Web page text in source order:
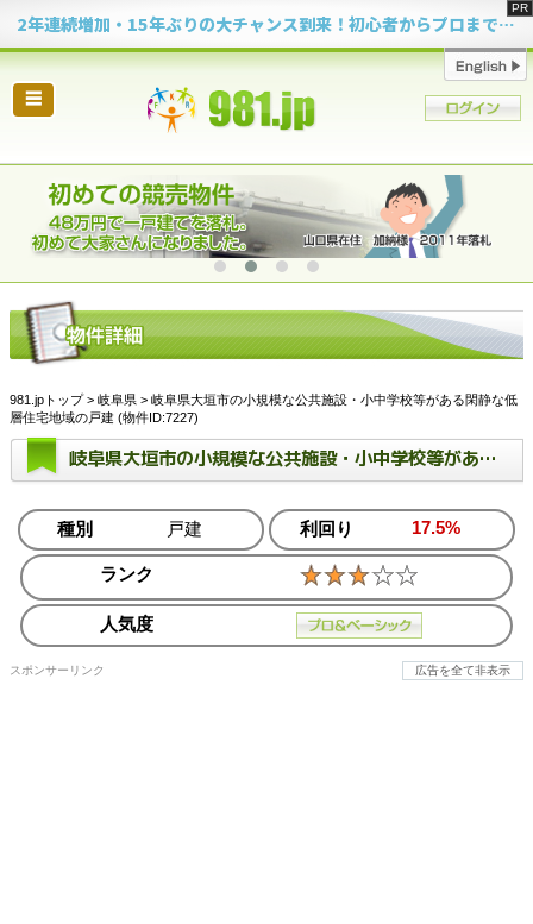
2年連続増加・15年ぶりの大チャンス到来！初心者からプロまで網羅する「競売不動産・超実践投資セミナー」♦神奈川県 横浜 in 神奈川
☰
981.jpトップ> 岐阜県 > 岐阜県大垣市の小規模な公共施設・小中学校等がある閑静な低
層住宅地域の戸建 (物件ID:7227)
岐阜県大垣市の小規模な公共施設・小中学校等がある閑静な低層住宅地域の戸建
種別 戸建 利回り 17.5%
ランク
人気度
スポンサーリンク 広告を全て非表示